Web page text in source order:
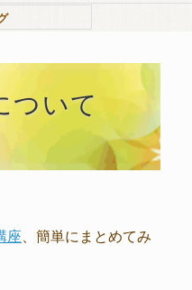
ついて
座 、簡単にまとめてみ